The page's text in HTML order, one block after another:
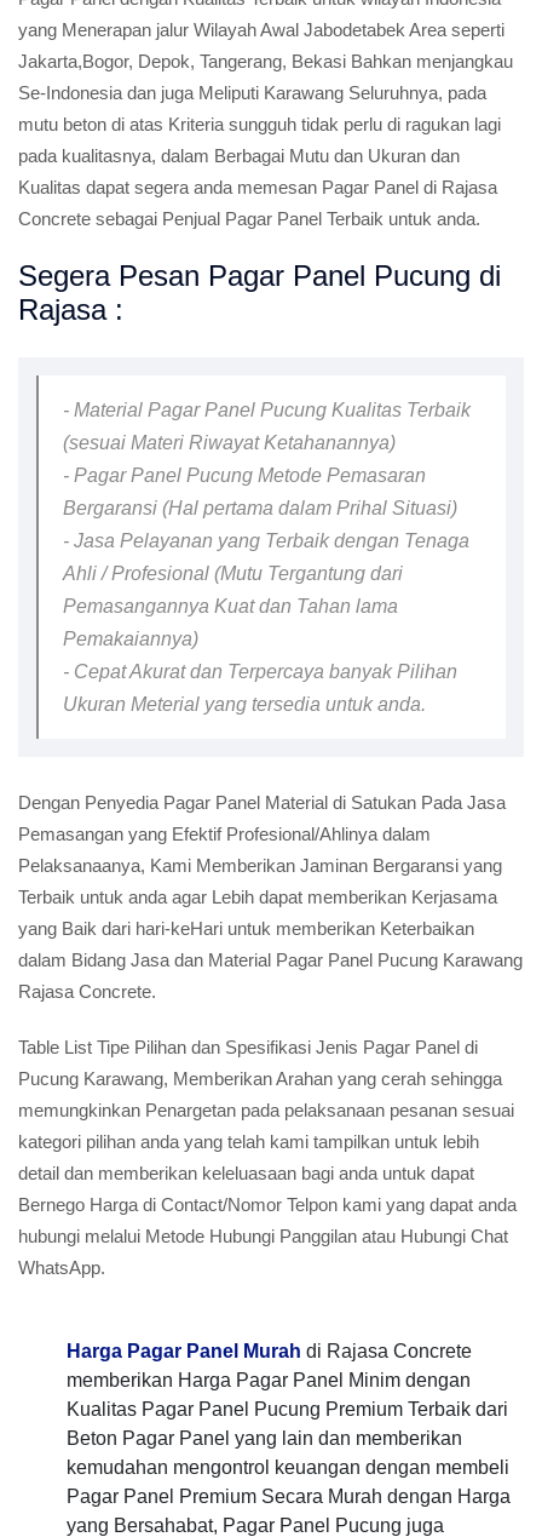
yang Menerapan jalur Wilayah Awal Jabodetabek Area seperti
Jakarta,Bogor, Depok, Tangerang, Bekasi Bahkan menjangkau
Se-Indonesia dan juga Meliputi Karawang Seluruhnya, pada
mutu beton di atas Kriteria sungguh tidak perlu di ragukan lagi
pada kualitasnya, dalam Berbagai Mutu dan Ukuran dan
Kualitas dapat segera anda memesan Pagar Panel di Rajasa
Concrete sebagai Penjual Pagar Panel Terbaik untuk anda.
Segera Pesan Pagar Panel Pucung di
Rajasa :
- Material Pagar Panel Pucung Kualitas Terbaik
(sesuai Materi Riwayat Ketahanannya)
- Pagar Panel Pucung Metode Pemasaran
Bergaransi (Hal pertama dalam Prihal Situasi)
- Jasa Pelayanan yang Terbaik dengan Tenaga
Ahli / Profesional (Mutu Tergantung dari
Pemasangannya Kuat dan Tahan lama
Pemakaiannya)
- Cepat Akurat dan Terpercaya banyak Pilihan
Ukuran Meterial yang tersedia untuk anda.
Dengan Penyedia Pagar Panel Material di Satukan Pada Jasa
Pemasangan yang Efektif Profesional/Ahlinya dalam
Pelaksanaanya, Kami Memberikan Jaminan Bergaransi yang
Terbaik untuk anda agar Lebih dapat memberikan Kerjasama
yang Baik dari hari-keHari untuk memberikan Keterbaikan
dalam Bidang Jasa dan Material Pagar Panel Pucung Karawang
Rajasa Concrete.
Table List Tipe Pilihan dan Spesifikasi Jenis Pagar Panel di
Pucung Karawang, Memberikan Arahan yang cerah sehingga
memungkinkan Penargetan pada pelaksanaan pesanan sesuai
kategori pilihan anda yang telah kami tampilkan untuk lebih
detail dan memberikan keleluasaan bagi anda untuk dapat
Bernego Harga di Contact/Nomor Telpon kami yang dapat anda
hubungi melalui Metode Hubungi Panggilan atau Hubungi Chat
WhatsApp.
Harga Pagar Panel Murah di Rajasa Concrete
memberikan Harga Pagar Panel Minim dengan
Kualitas Pagar Panel Pucung Premium Terbaik dari
Beton Pagar Panel yang lain dan memberikan
kemudahan mengontrol keuangan dengan membeli
Pagar Panel Premium Secara Murah dengan Harga
yang Bersahabat, Pagar Panel Pucung juga